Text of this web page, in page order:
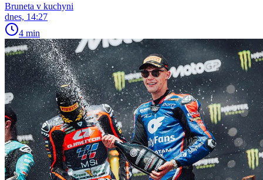
Bruneta v kuchyni
dnes, 14:27
4 min